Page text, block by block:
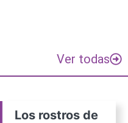
Ver todas
Los rostros de